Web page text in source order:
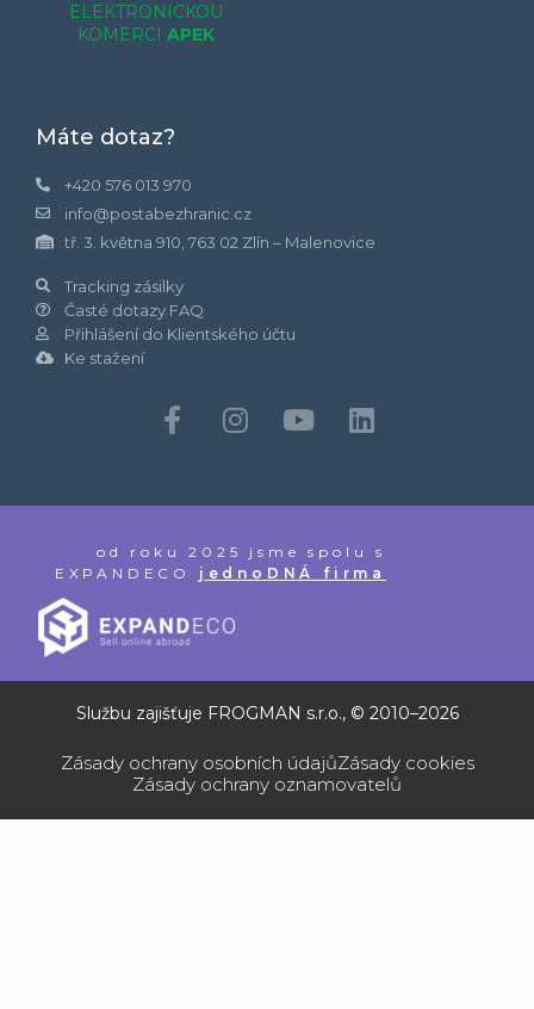
ELEKTRONICKOU
KOMERCI APEK
Máte dotaz?
+420 576 013 970
info@postabezhranic.cz
tř. 3. května 910, 763 02 Zlín – Malenovice
Tracking zásilky
Časté dotazy FAQ
Přihlášení do Klientského účtu
Ke stažení
od roku 2025 jsme spolu s
EXPANDECO jednoDNÁ firma
Službu zajišťuje FROGMAN s.r.o., © 2010–2026
Zásady ochrany osobních údajůZásady cookies
Zásady ochrany oznamovatelů